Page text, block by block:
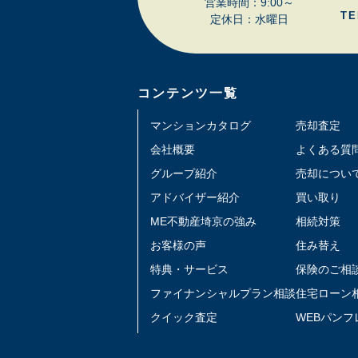
定休日：水曜日
コンテンツ一覧
マンションカタログ
会社概要
グループ紹介
アドバイザー紹介
ME不動産埼京の強み
お客様の声
特典・サービス
ファイナンシャルプラン相談
クイック査定
売却査定
よくある質
売却につい
買い取り
相続対策
住み替え
保険のご相
住宅ローン
WEBパンフ